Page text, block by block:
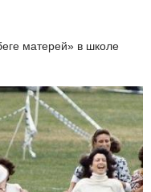
матерей» в школе